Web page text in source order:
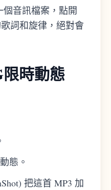
個音訊檔案，點開
詞和旋律，絕對會
時動態
態。
把這首 MP3 加